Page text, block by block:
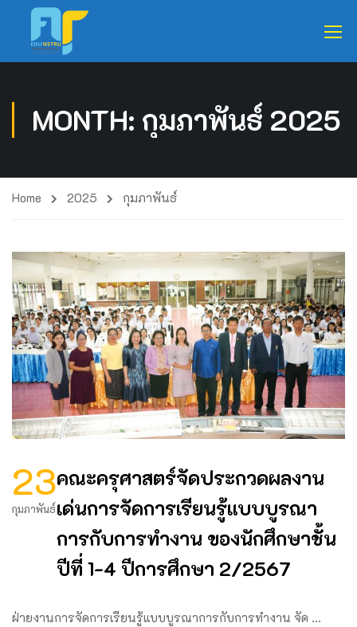
MONTH: กุมภาพันธ์ 2025
Home 2025 กุมภาพันธ์
23
กุมภาพันธ์
คณะครุศาสตร์จัดประกวดผลงาน
เด่นการจัดการเรียนรู้แบบบูรณา
การกับการทำงาน ของนักศึกษาชั้น
ปีที่ 1-4 ปีการศึกษา 2/2567
ฝ่ายงานการจัดการเรียนรู้แบบบูรณาการกับการทำงาน จัด …